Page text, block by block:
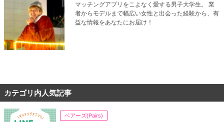
マッチングアプリをこよなく愛する男子大学生。 業
者からモデルまで幅広い女性と出会った経験から、有
益な情報をあなたにお届け！
カテゴリ内人気記事
ペアーズ(Pairs)